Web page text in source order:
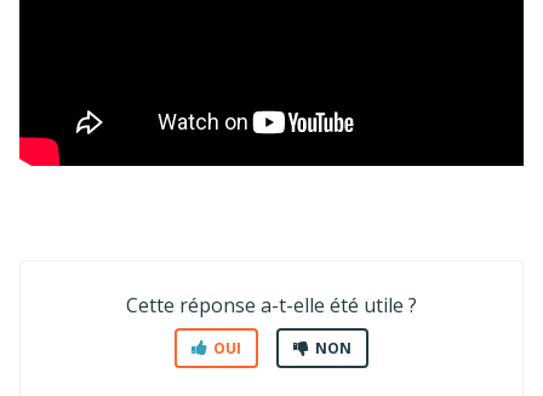
Cette réponse a-t-elle été utile ?
OUI NON